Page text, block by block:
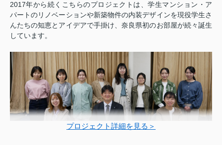
2017年から続くこちらのプロジェクトは、学生マンション・ア
パートのリノベーションや新築物件の内装デザインを現役学生さ
んたちの知恵とアイデアで手掛け、奈良県初のお部屋が続々誕生
しています。
プロジェクト詳細を見る＞